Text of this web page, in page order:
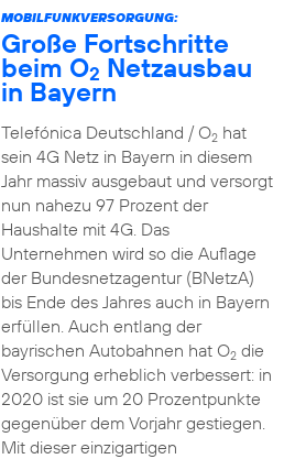
MOBILFUNKVERSORGUNG:
Große Fortschritte
beim O2 Netzausbau
in Bayern
Telefónica Deutschland / O2hat
sein 4G Netz in Bayern in diesem
Jahr massiv ausgebaut und versorgt
nun nahezu 97 Prozent der
Haushalte mit 4G. Das
Unternehmen wird so die Auflage
der Bundesnetzagentur (BNetzA)
bis Ende des Jahres auch in Bayern
erfüllen. Auch entlang der
bayrischen Autobahnen hat O2die
Versorgung erheblich verbessert: in
2020 ist sie um 20 Prozentpunkte
gegenüber dem Vorjahr gestiegen.
Mit dieser einzigartigen